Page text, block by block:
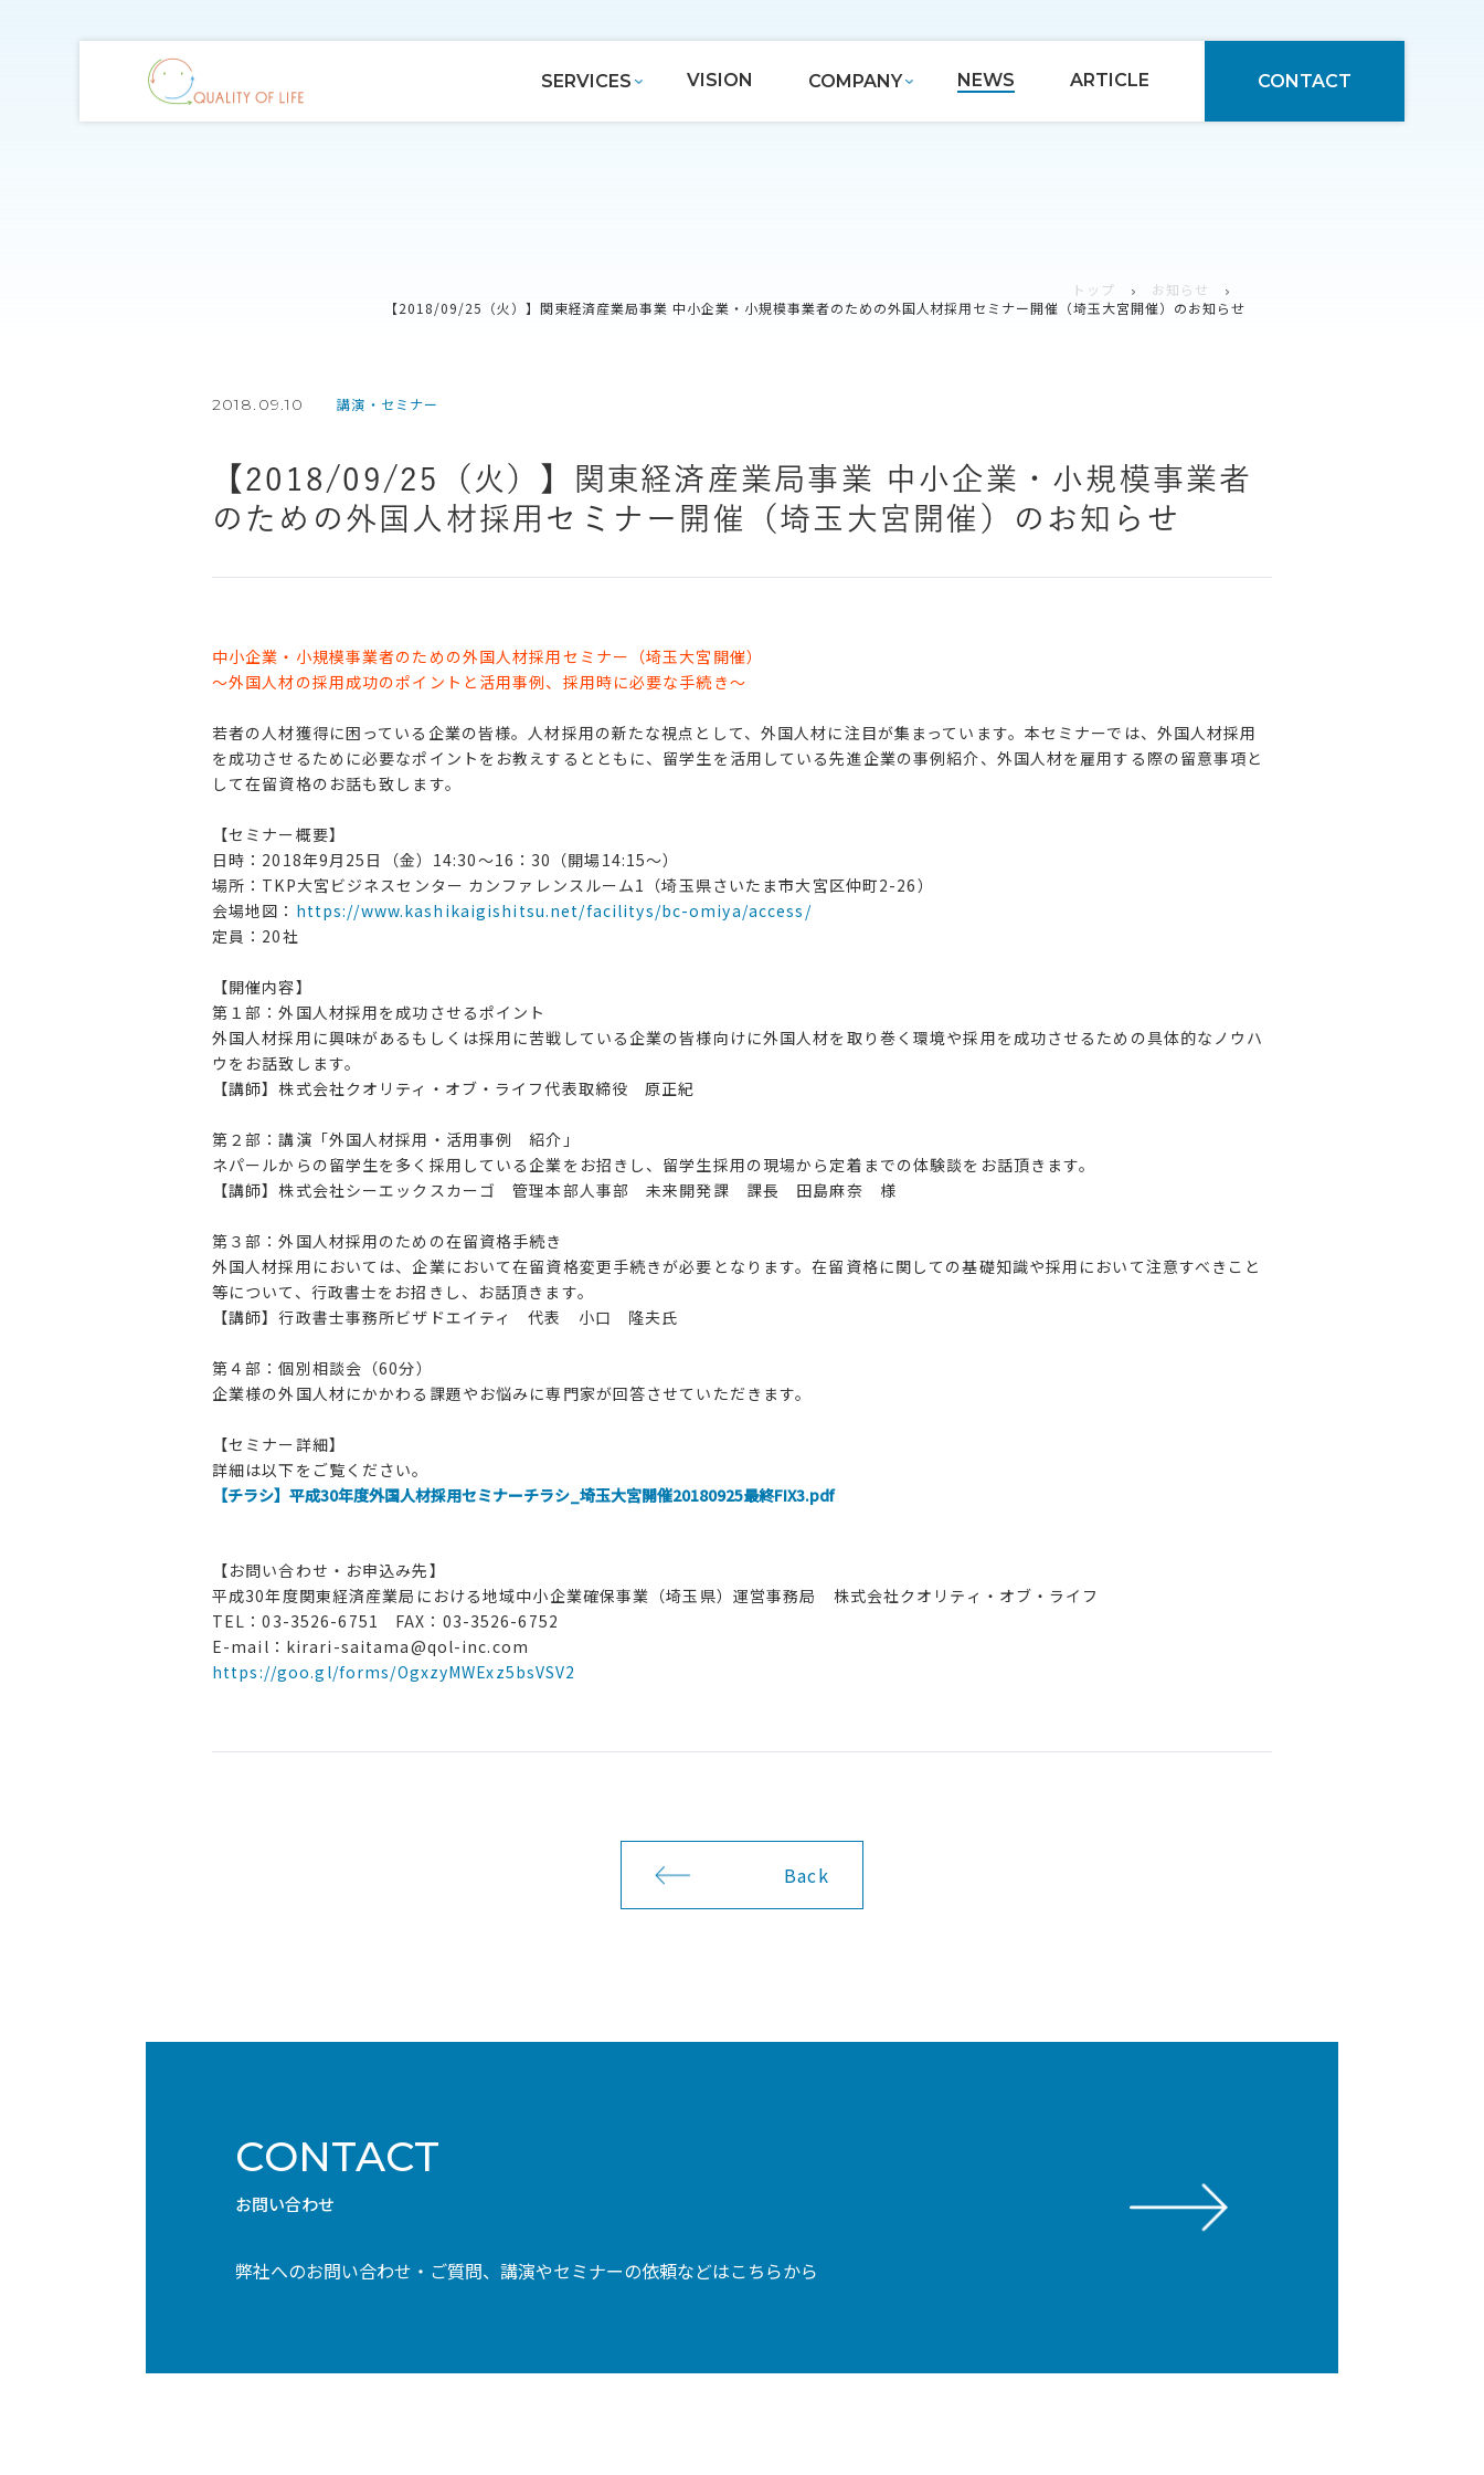
SERVICES VISION COMPANY NEWS ARTICLE CONTACT
トップ
お知らせ
【2018/09/25（火）】関東経済産業局事業 中小企業・小規模事業者のための外国人材採用セミナー開催（埼玉大宮開催）のお知らせ
2018.09.10 講演・セミナー
【2018/09/25（火）】関東経済産業局事業 中小企業・小規模事業者
のための外国人材採用セミナー開催（埼玉大宮開催）のお知らせ
中小企業・小規模事業者のための外国人材採用セミナー（埼玉大宮開催）
～外国人材の採用成功のポイントと活用事例、採用時に必要な手続き～
若者の人材獲得に困っている企業の皆様。人材採用の新たな視点として、外国人材に注目が集まっています。本セミナーでは、外国人材採用
を成功させるために必要なポイントをお教えするとともに、留学生を活用している先進企業の事例紹介、外国人材を雇用する際の留意事項と
して在留資格のお話も致します。
【セミナー概要】
日時：2018年9月25日（金）14:30〜16：30（開場14:15〜）
場所：TKP大宮ビジネスセンター カンファレンスルーム1（埼玉県さいたま市大宮区仲町2-26）
会場地図： https://www.kashikaigishitsu.net/facilitys/bc-omiya/access/
定員：20社
【開催内容】
第１部：外国人材採用を成功させるポイント
外国人材採用に興味があるもしくは採用に苦戦している企業の皆様向けに外国人材を取り巻く環境や採用を成功させるための具体的なノウハ
ウをお話致します。
【講師】株式会社クオリティ・オブ・ライフ代表取締役 原正紀
第２部：講演「外国人材採用・活用事例 紹介」
ネパールからの留学生を多く採用している企業をお招きし、留学生採用の現場から定着までの体験談をお話頂きます。
【講師】株式会社シーエックスカーゴ 管理本部人事部 未来開発課 課長 田島麻奈 様
第３部：外国人材採用のための在留資格手続き
外国人材採用においては、企業において在留資格変更手続きが必要となります。在留資格に関しての基礎知識や採用において注意すべきこと
等について、行政書士をお招きし、お話頂きます。
【講師】行政書士事務所ビザドエイティ 代表 小口 隆夫氏
第４部：個別相談会（60分）
企業様の外国人材にかかわる課題やお悩みに専門家が回答させていただきます。
【セミナー詳細】
詳細は以下をご覧ください。
【チラシ】平成30年度外国人材採用セミナーチラシ_埼玉大宮開催20180925最終FIX3.pdf
【お問い合わせ・お申込み先】
平成30年度関東経済産業局における地域中小企業確保事業（埼玉県）運営事務局 株式会社クオリティ・オブ・ライフ
TEL：03-3526-6751 FAX：03-3526-6752
E-mail：kirari-saitama@qol-inc.com
https://goo.gl/forms/OgxzyMWExz5bsVSV2
Back
CONTACT
お問い合わせ
弊社へのお問い合わせ・ご質問、講演やセミナーの依頼などはこちらから